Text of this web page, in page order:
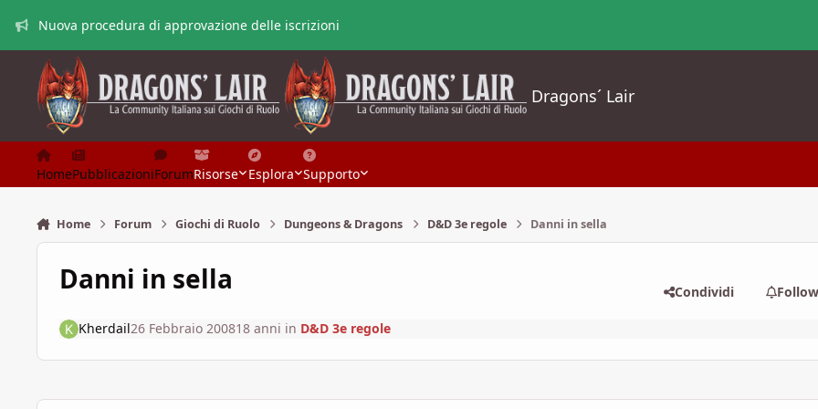
Nuova procedura di approvazione delle iscrizioni
Dragons´ Lair
HomePubblicazioniForumRisorse Esplora Supporto
Home Forum Giochi di Ruolo Dungeons & Dragons D&D 3e regole Danni in sella
Danni in sella Condividi
Kherdail26 Febbraio 200818 anni in D&D 3e regole